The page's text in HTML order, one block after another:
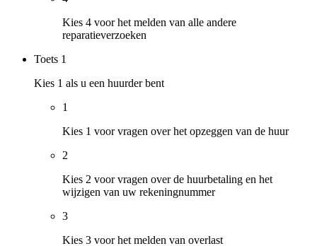
Kies 4 voor het melden van alle andere
reparatieverzoeken
Toets 1
Kies 1 als u een huurder bent
1
Kies 1 voor vragen over het opzeggen van de huur
2
Kies 2 voor vragen over de huurbetaling en het
wijzigen van uw rekeningnummer
3
Kies 3 voor het melden van overlast